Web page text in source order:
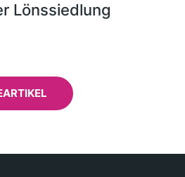
Lönssiedlung